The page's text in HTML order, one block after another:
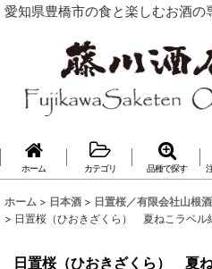
愛知県豊橋市の食と楽しむお酒の
ホーム カテゴリ 品種で探す
ホーム > 日本酒 > 日置桜／有限会社山根
> 日置桜（ひおきざくら） 夏ねこラ
日置桜（ひおきざくら） 夏